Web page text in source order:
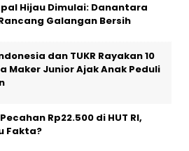
Hijau Dimulai: Danantara
Galangan Bersih
dan TUKR Rayakan 10
Maker Junior Ajak Anak Peduli
Rp22.500 di HUT RI,
Fakta?